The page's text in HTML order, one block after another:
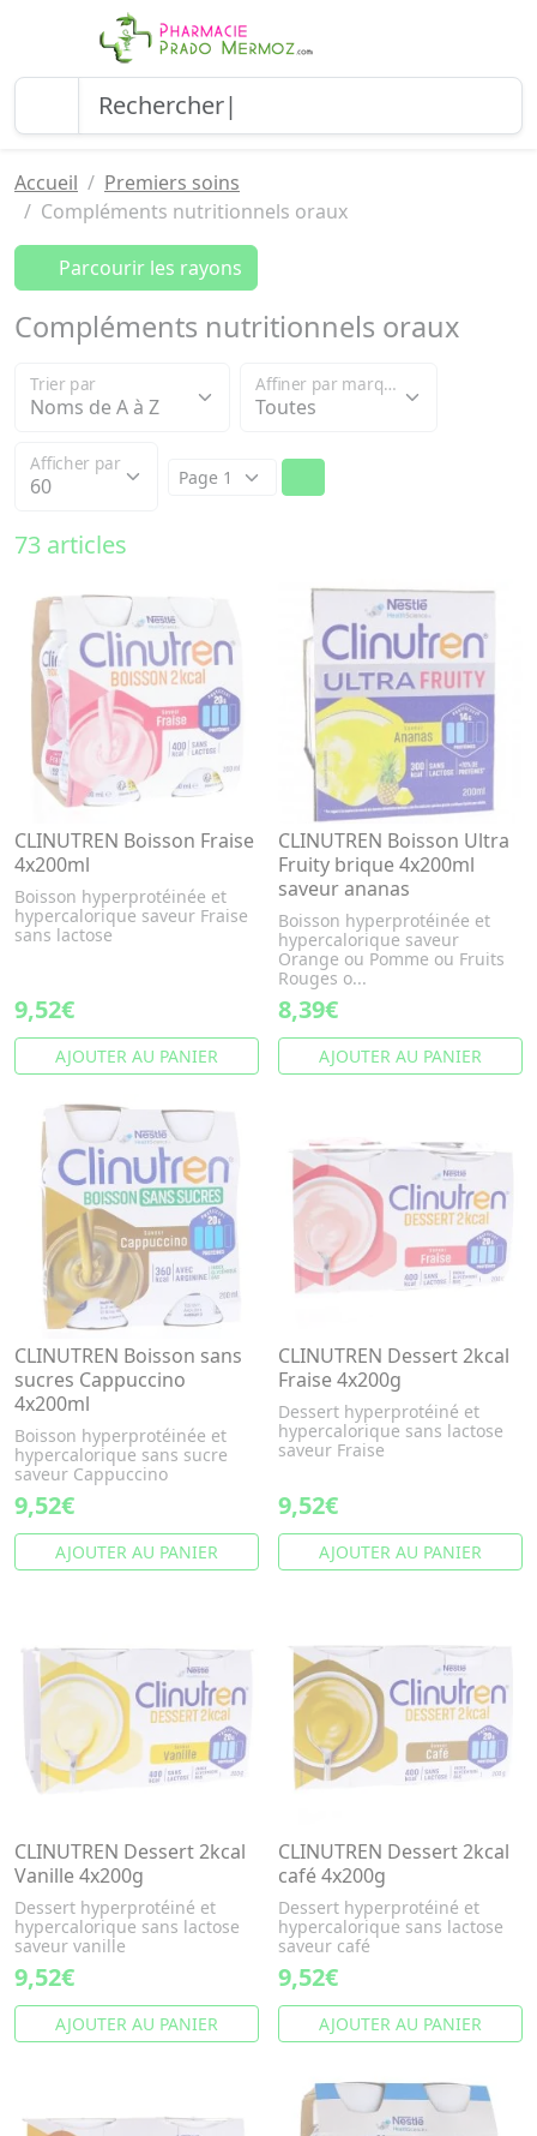
Accueil
Premiers soins
Compléments nutritionnels oraux
Parcourir les rayons
Compléments nutritionnels oraux
Trier par Affiner par marque
Afficher par
73 articles
CLINUTREN Boisson Fraise
4x200ml
Boisson hyperprotéinée et
hypercalorique saveur Fraise
sans lactose
9,52€
AJOUTER AU PANIER
CLINUTREN Boisson Ultra
Fruity brique 4x200ml
saveur ananas
Boisson hyperprotéinée et
hypercalorique saveur
Orange ou Pomme ou Fruits
Rouges o...
8,39€
AJOUTER AU PANIER
CLINUTREN Boisson sans
sucres Cappuccino
4x200ml
Boisson hyperprotéinée et
hypercalorique sans sucre
saveur Cappuccino
9,52€
AJOUTER AU PANIER
CLINUTREN Dessert 2kcal
Fraise 4x200g
Dessert hyperprotéiné et
hypercalorique sans lactose
saveur Fraise
9,52€
AJOUTER AU PANIER
CLINUTREN Dessert 2kcal
Vanille 4x200g
Dessert hyperprotéiné et
hypercalorique sans lactose
saveur vanille
9,52€
AJOUTER AU PANIER
CLINUTREN Dessert 2kcal
café 4x200g
Dessert hyperprotéiné et
hypercalorique sans lactose
saveur café
9,52€
AJOUTER AU PANIER